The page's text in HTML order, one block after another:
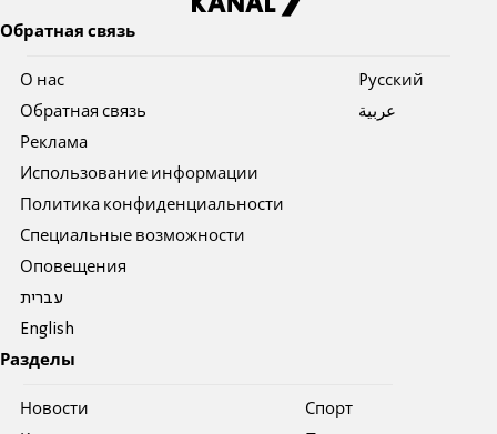
Обратная связь
О нас
Обратная связь
Реклама
Использование информации
Политика конфиденциальности
Специальные возможности
Оповещения
עברית
English
Pусский
عربية
Разделы
Новости
Спорт